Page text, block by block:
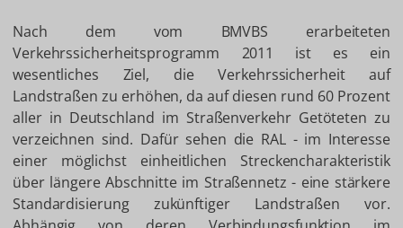
Nach dem vom BMVBS erarbeiteten
Verkehrssicherheitsprogramm 2011 ist es ein
wesentliches Ziel, die Verkehrssicherheit auf
Landstraßen zu erhöhen, da auf diesen rund 60 Prozent
aller in Deutschland im Straßenverkehr Getöteten zu
verzeichnen sind. Dafür sehen die RAL - im Interesse
einer möglichst einheitlichen Streckencharakteristik
über längere Abschnitte im Straßennetz - eine stärkere
Standardisierung zukünftiger Landstraßen vor.